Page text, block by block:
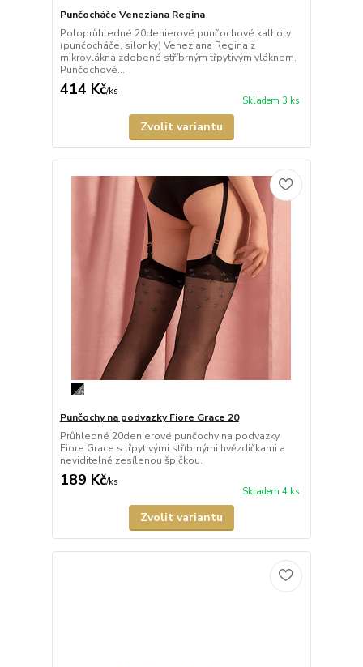
Punčocháče Veneziana Regina
Poloprůhledné 20denierové punčochové kalhoty
(punčocháče, silonky) Veneziana Regina z
mikrovlákna zdobené stříbrným třpytivým vláknem.
Punčochové...
414 Kč/ks
Skladem 3 ks
Zvolit variantu
Punčochy na podvazky Fiore Grace 20
Průhledné 20denierové punčochy na podvazky
Fiore Grace s třpytivými stříbrnými hvězdičkami a
neviditelně zesílenou špičkou.
189 Kč/ks
Skladem 4 ks
Zvolit variantu